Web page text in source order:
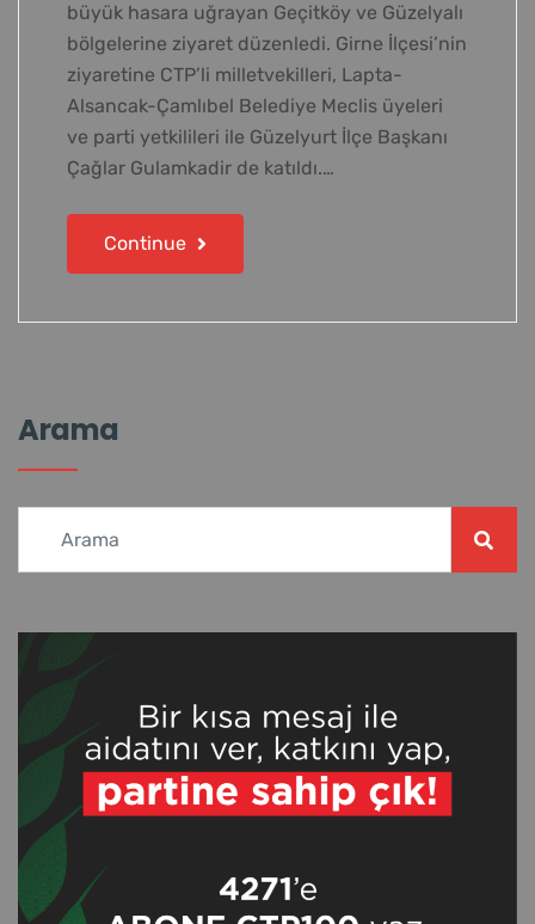
büyük hasara uğrayan Geçitköy ve Güzelyalı
bölgelerine ziyaret düzenledi. Girne İlçesi’nin
ziyaretine CTP’li milletvekilleri, Lapta-
Alsancak-Çamlıbel Belediye Meclis üyeleri
ve parti yetkilileri ile Güzelyurt İlçe Başkanı
Çağlar Gulamkadir de katıldı.…
Continue
Arama